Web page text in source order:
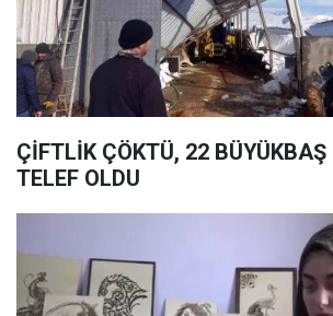
ÇİFTLİK ÇÖKTÜ, 22
TELEF OLDU